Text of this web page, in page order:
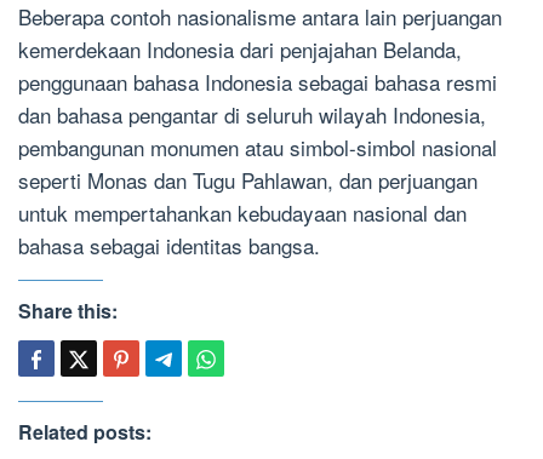
Beberapa contoh nasionalisme antara lain perjuangan
kemerdekaan Indonesia dari penjajahan Belanda,
penggunaan bahasa Indonesia sebagai bahasa resmi
dan bahasa pengantar di seluruh wilayah Indonesia,
pembangunan monumen atau simbol-simbol nasional
seperti Monas dan Tugu Pahlawan, dan perjuangan
untuk mempertahankan kebudayaan nasional dan
bahasa sebagai identitas bangsa.
Share this:
Related posts: